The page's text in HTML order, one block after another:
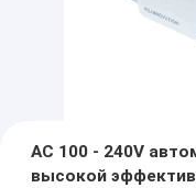
AC 100 - 240V
высокой